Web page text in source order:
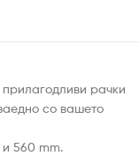
рачки
со вашето
и 560 mm.